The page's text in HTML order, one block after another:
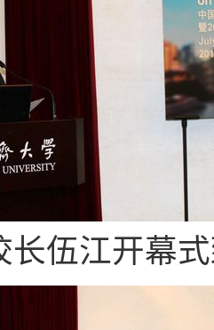
长伍江开幕